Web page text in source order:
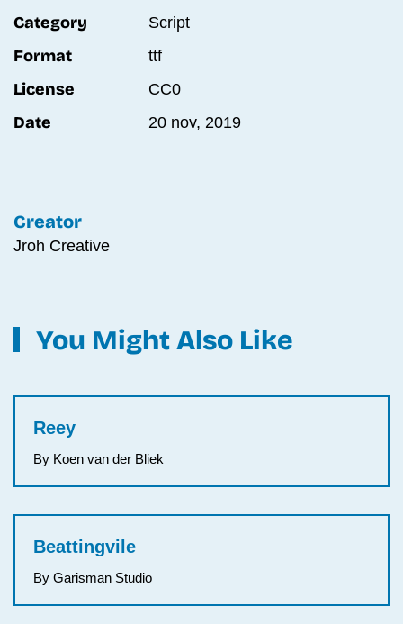
Category Script
Format ttf
License CC0
Date 20 nov, 2019
Creator
Jroh Creative
You Might Also Like
Reey
By Koen van der Bliek
Beattingvile
By Garisman Studio